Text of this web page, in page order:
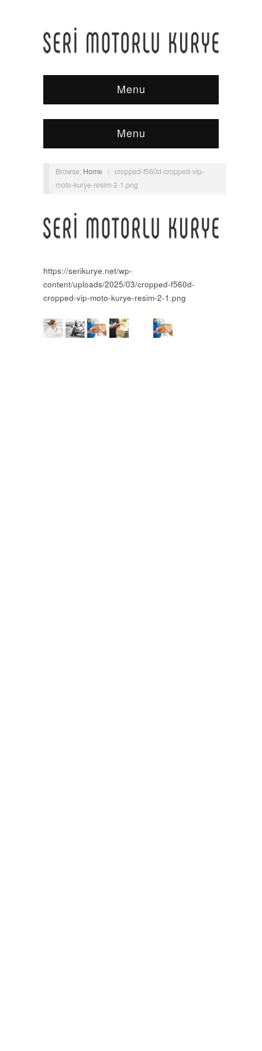
Menu
Menu
Browse: Home / cropped-f560d-cropped-vip-
moto-kurye-resim-2-1.png
https://serikurye.net/wp-
content/uploads/2025/03/cropped-f560d-
cropped-vip-moto-kurye-resim-2-1.png